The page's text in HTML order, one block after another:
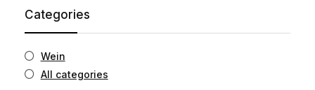
Categories
Wein
All categories